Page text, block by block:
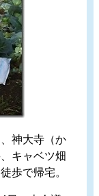
神大寺（か
キャベツ畑
歩で帰宅。